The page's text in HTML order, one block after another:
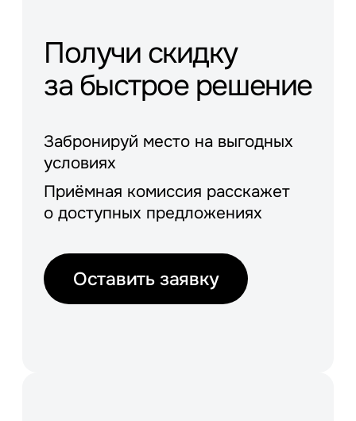
Получи скидку
за быстрое решение
Забронируй место на выгодных
условиях
Приёмная комиссия расскажет
о доступных предложениях
Оставить заявку